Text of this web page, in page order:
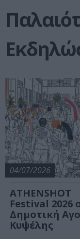
04/07/2026
ATHENSHOT
Festival 2026
Δημοτική
Κυψέλης